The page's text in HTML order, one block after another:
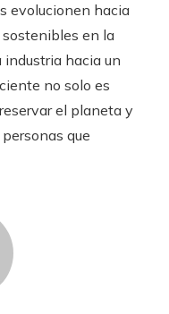
evolucionen hacia
en la
industria hacia un
no solo es
el planeta y
que